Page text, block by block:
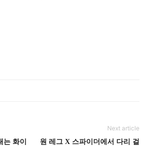
는 화이
Next article
원 레그 X 스파이더에서 다리 걸